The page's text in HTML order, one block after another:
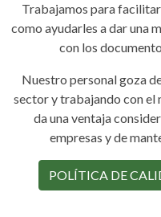
Trabajamos para
como ayudarles a dar una
con los
Nuestro personal goza
sector y trabajando con el
da una ventaja
empresas y de
POLÍTICA DE